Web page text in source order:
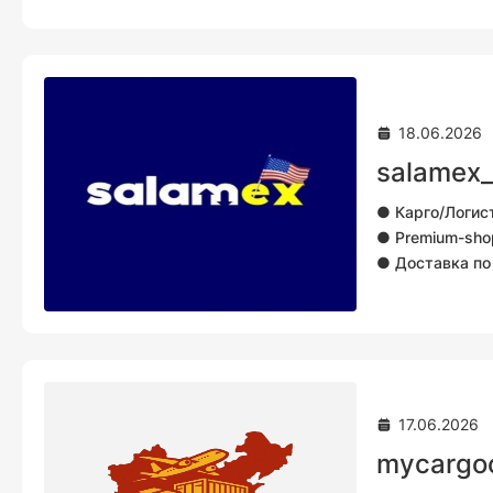
📍 Arkach, 2
📍 9-й
📞 +993 61 85
18.06.2026
● Карго/
● Premium-
● Доставка по
17.06.2026